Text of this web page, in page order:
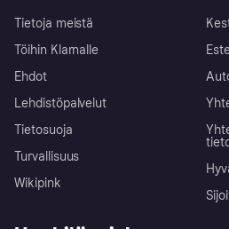
Tietoja meistä
Töihin Klarnalle
Ehdot
Lehdistöpalvelut
Tietosuoja
Turvallisuus
Wikipink